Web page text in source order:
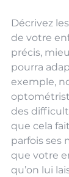
Décrivez
de votre
précis,
pourra
exemple,
des
que cela
parfois ses
que votre
qu’on lui